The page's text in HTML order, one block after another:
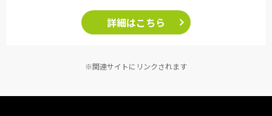
詳細はこちら
※関連サイトにリンクされます